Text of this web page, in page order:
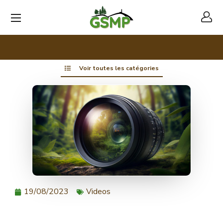
Voir toutes les catégories
19/08/2023 Videos